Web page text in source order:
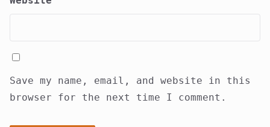
Save my name, email, and website in this
browser for the next time I comment.